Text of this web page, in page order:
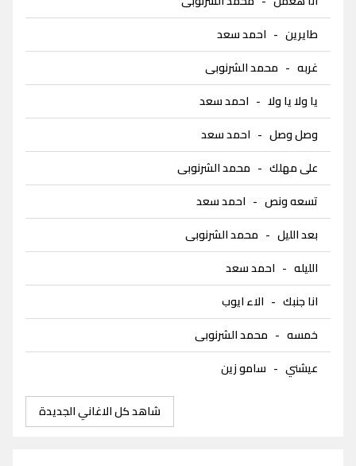
طايرين - احمد سعد
غربه - محمد الشرنوبى
يا ولا يا ولا - احمد سعد
وصل وصل - احمد سعد
على مهلك - محمد الشرنوبى
تسعه ونص - احمد سعد
بعد الليل - محمد الشرنوبى
الليله - احمد سعد
انا جنبك - الاء ايوب
خمسه - محمد الشرنوبى
عيشني - سامو زين
شاهد كل الاغاني الجديدة